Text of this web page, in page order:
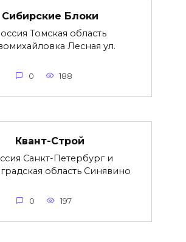
Сибирские Блоки
Томская область
Лесная ул.
0 188
Квант-Строй
Санкт-Петербург и
область Синявино
0 197